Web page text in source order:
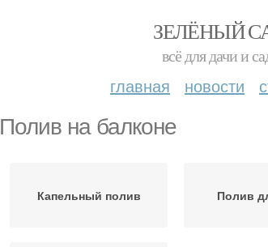
ЗЕЛЁНЫЙ
всё для дачи и
главная новости
Полив на балконе
Капельный полив Полив